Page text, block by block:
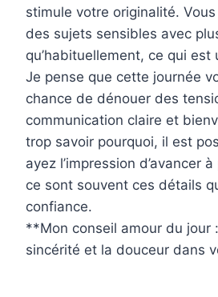
stimule votre originalité.
des sujets sensibles avec
qu’habituellement, ce qui est
Je pense que cette journée
chance de dénouer des
communication claire et
trop savoir pourquoi, il est
ayez l’impression d’avancer
ce sont souvent ces détails
confiance.
**Mon conseil amour du jour
sincérité et la douceur dans